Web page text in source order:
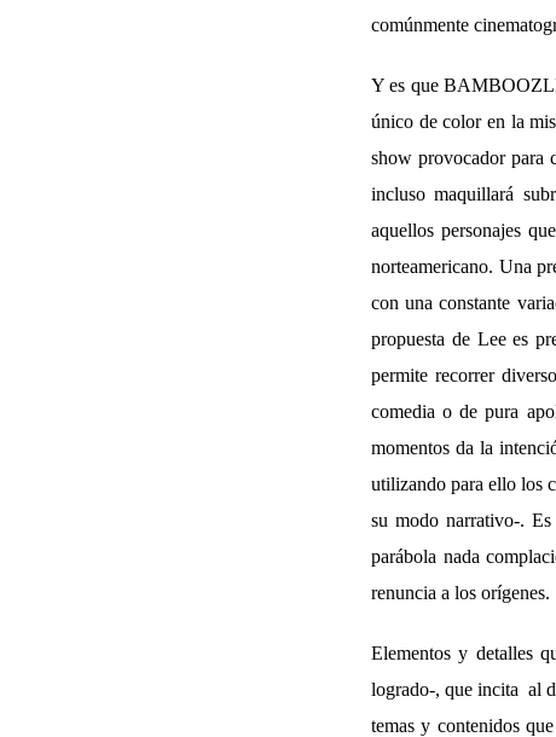
comúnmente
Y es que
único de color en la
show provocador para
incluso maquillará
aquellos personajes
norteamericano. Una
con una constante
propuesta de Lee es
permite recorrer
comedia o de pura
momentos da la
utilizando para ello los
su modo narrativo-. Es
parábola nada
renuncia a los orígenes.
Elementos y detalles
logrado-, que incita al
temas y contenidos